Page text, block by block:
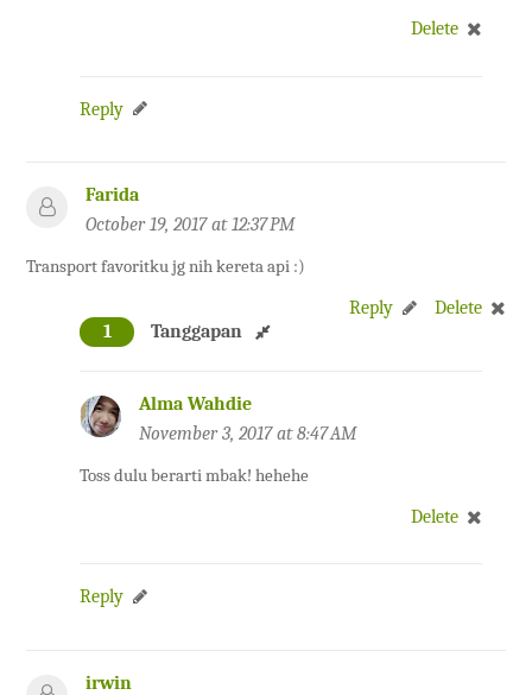
Delete
Reply
Farida
October 19, 2017 at 12:37 PM
Transport favoritku jg nih kereta api :)
Reply
Delete
1
Tanggapan
Alma Wahdie
November 3, 2017 at 8:47 AM
Toss dulu berarti mbak! hehehe
Delete
Reply
irwin